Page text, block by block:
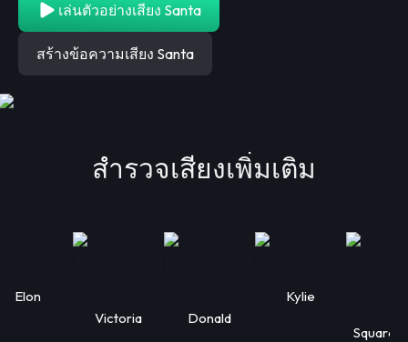
เล่นตัวอย่างเสียง Santa
สร้างข้อความเสียง Santa
สำรวจเสียงเพิ่มเติม
Elon
Victoria
Donald
Kylie